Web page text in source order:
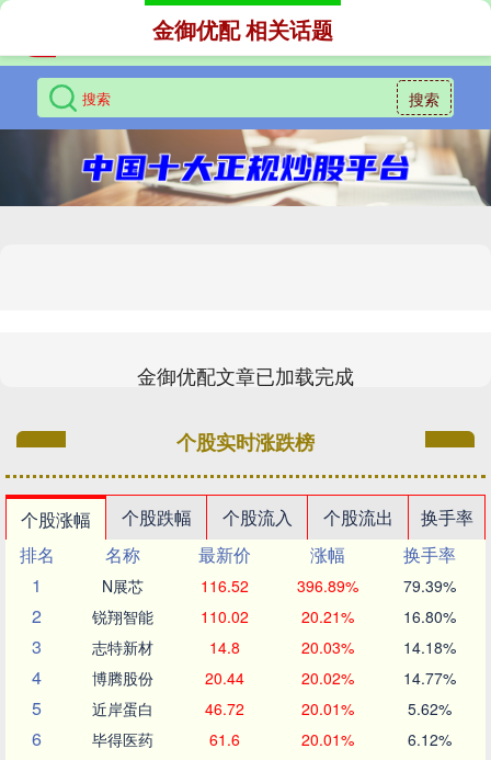
搜索
金御优配 相关话题
金御优配文章已加载完成
个股实时涨跌榜
个股涨幅 个股跌幅 个股流入 个股流出
换手率
排名
名称 最新价 涨幅
换手率
1
N展芯 116.52 396.89% 79.39%
2 锐翔智能 110.02 20.21% 16.80%
3 志特新材 14.8 20.03% 14.18%
4 博腾股份 20.44 20.02% 14.77%
5 近岸蛋白 46.72 20.01% 5.62%
6 毕得医药 61.6 20.01% 6.12%